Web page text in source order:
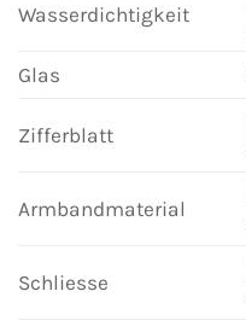
Wasserdichtigkeit
Glas
Zifferblatt
Armbandmaterial
Schliesse